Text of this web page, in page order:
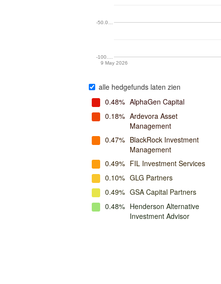
9 May 2026
-100.…
-50.0…
alle hedgefunds laten zien
0.48% AlphaGen Capital
0.18% Ardevora Asset
Management
0.47% BlackRock Investment
Management
0.49% FIL Investment Services
0.10% GLG Partners
0.49% GSA Capital Partners
0.48% Henderson Alternative
Investment Advisor